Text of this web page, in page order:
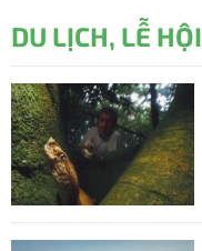
DU LỊCH, LỄ HỘI